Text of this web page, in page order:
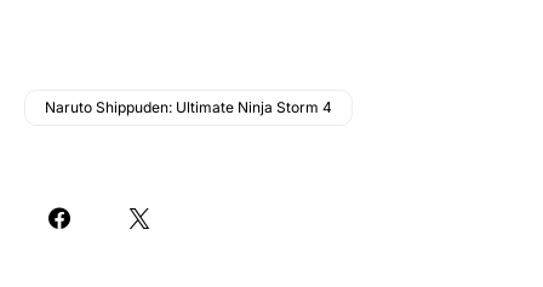
Naruto Shippuden: Ultimate Ninja Storm 4